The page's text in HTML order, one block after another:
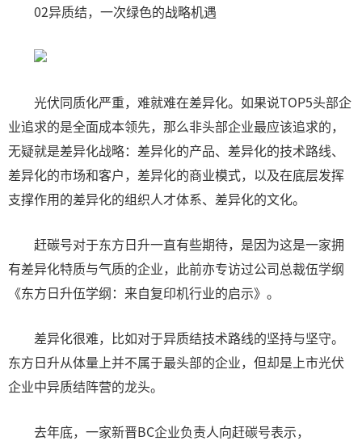
02异质结，一次绿色的战略机遇
光伏同质化严重，难就难在差异化。如果说TOP5头部企
业追求的是全面成本领先，那么非头部企业最应该追求的，
无疑就是差异化战略：差异化的产品、差异化的技术路线、
差异化的市场和客户，差异化的商业模式，以及在底层发挥
支撑作用的差异化的组织人才体系、差异化的文化。
赶碳号对于东方日升一直有些期待，是因为这是一家拥
有差异化特质与气质的企业，此前亦专访过公司总裁伍学纲
《东方日升伍学纲：来自复印机行业的启示》。
差异化很难，比如对于异质结技术路线的坚持与坚守。
东方日升从体量上并不属于最头部的企业，但却是上市光伏
企业中异质结阵营的龙头。
去年底，一家新晋BC企业负责人向赶碳号表示，